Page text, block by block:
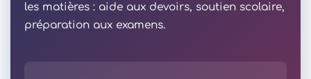
les matières : aide aux devoirs, soutien scolaire,
préparation aux examens.